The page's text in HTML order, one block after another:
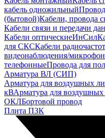
кабель одножильный
(бытовой)Кабели, провода
Кабели связи и передачи
Кабели оптическиеИнСил
для СКСКабели
видеонаблюдения/
телефонныеПровода для
Арматура ВЛ (СИП)
Арматура для воздушных
кВАрматура для воздушных
ОКЛБортовой провод
Плита ПЗК